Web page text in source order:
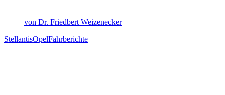
von Dr. Friedbert Weizenecker
StellantisOpelFahrberichte